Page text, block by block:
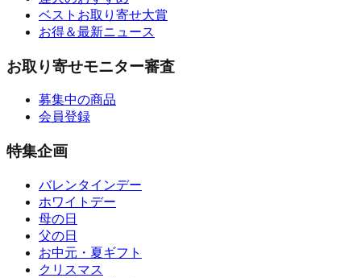
ベストお取り寄せ大賞
お得＆最新ニュース
お取り寄せモニター審査
募集中の商品
会員登録
特集企画
バレンタインデー
ホワイトデー
母の日
父の日
お中元・夏ギフト
クリスマス